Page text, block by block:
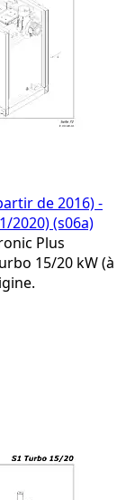
de 2016) -
2020) (s06a)
Plus
15/20 kW (à